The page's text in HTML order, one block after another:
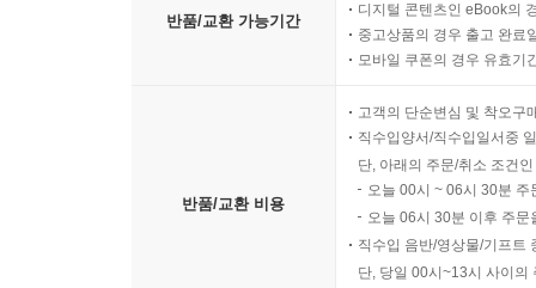
반품/교환 가능기간
디지털 콘텐츠인 eBook의
중고상품의 경우 출고 완료
모바일 쿠폰의 경우 유효기
반품/교환 비용
고객의 단순변심 및 착오구
직수입양서/직수입일서중
단, 아래의 주문/취소 조건
오늘 00시 ~ 06시 30분
오늘 06시 30분 이후 주
직수입 음반/영상물/기프트
단, 당일 00시~13시 사이의